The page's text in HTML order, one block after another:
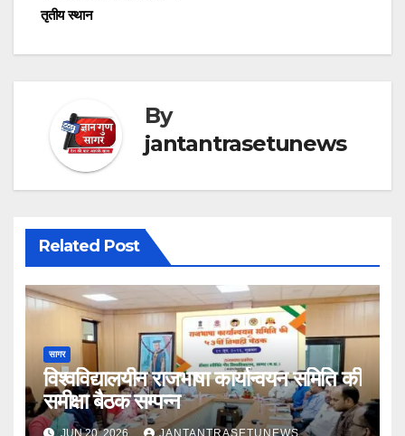
तृतीय स्थान
By
jantantrasetunews
Related Post
सागर
विश्वविद्यालयीन राजभाषा कार्यान्वयन समिति की
समीक्षा बैठक सम्पन्न
JUN 20, 2026 JANTANTRASETUNEWS